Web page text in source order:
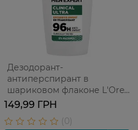
Дезодорант-
антиперспирант в
шариковом флаконе L'Oreal
Paris Men Expert Clinical
Ultra защита от пота до 96
часов 50 мл
149,99 ГРН